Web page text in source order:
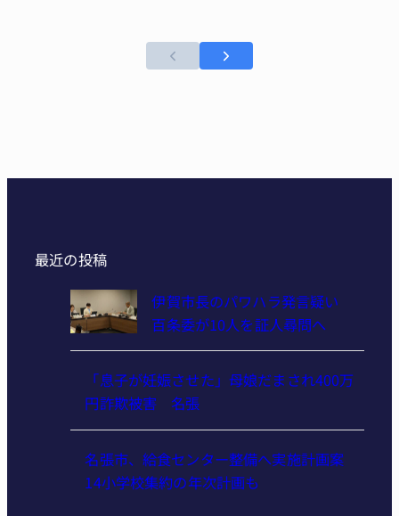
最近の投稿
伊賀市長のパワハラ発言疑い
百条委が10人を証人尋問へ
「息子が妊娠させた」母娘だまされ400万
円詐欺被害 名張
名張市、給食センター整備へ実施計画案
14小学校集約の年次計画も